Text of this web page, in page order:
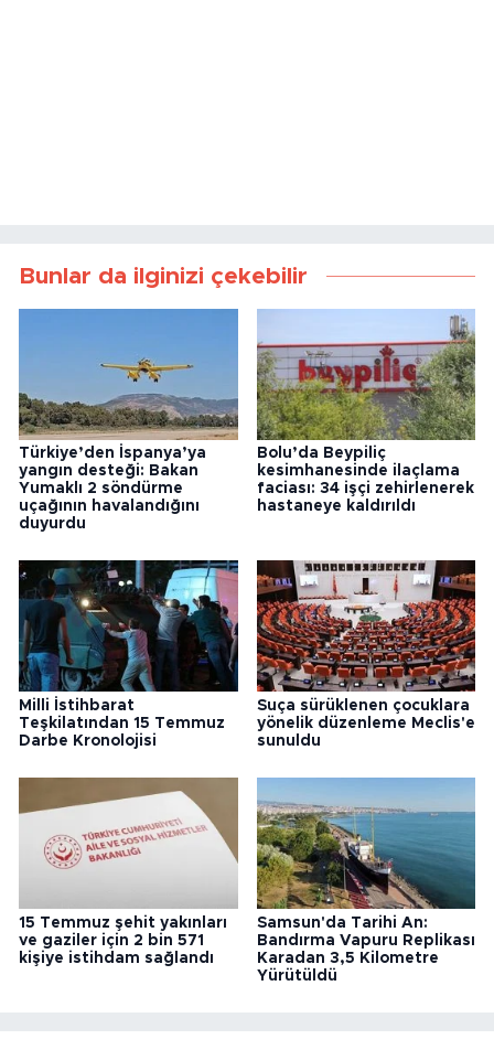
Bunlar da ilginizi çekebilir
Türkiye’den İspanya’ya
yangın desteği: Bakan
Yumaklı 2 söndürme
uçağının havalandığını
duyurdu
Bolu’da Beypiliç
kesimhanesinde ilaçlama
faciası: 34 işçi zehirlenerek
hastaneye kaldırıldı
Milli İstihbarat
Teşkilatından 15 Temmuz
Darbe Kronolojisi
Suça sürüklenen çocuklara
yönelik düzenleme Meclis'e
sunuldu
15 Temmuz şehit yakınları
ve gaziler için 2 bin 571
kişiye istihdam sağlandı
Samsun'da Tarihi An:
Bandırma Vapuru Replikası
Karadan 3,5 Kilometre
Yürütüldü